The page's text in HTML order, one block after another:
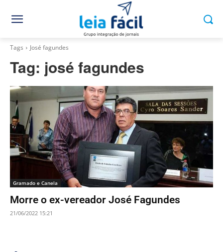
Tags José fagundes
Tag: josé fagundes
Gramado e Canela
Morre o ex-vereador José Fagundes
21/06/2022 15:21